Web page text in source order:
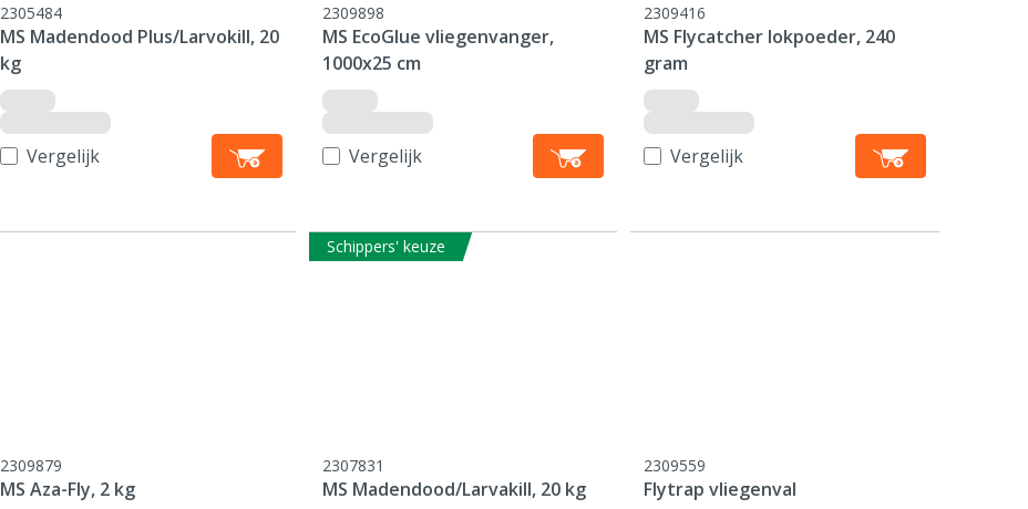
2305484
MS Madendood Plus/Larvokill, 20
kg
Vergelijk
2309898
MS EcoGlue vliegenvanger,
1000x25 cm
Vergelijk
2309416
MS Flycatcher lokpoeder, 240
gram
Vergelijk
2309879
MS Aza-Fly, 2 kg
Schippers' keuze
2307831
MS Madendood/Larvakill, 20 kg
2309559
Flytrap vliegenval